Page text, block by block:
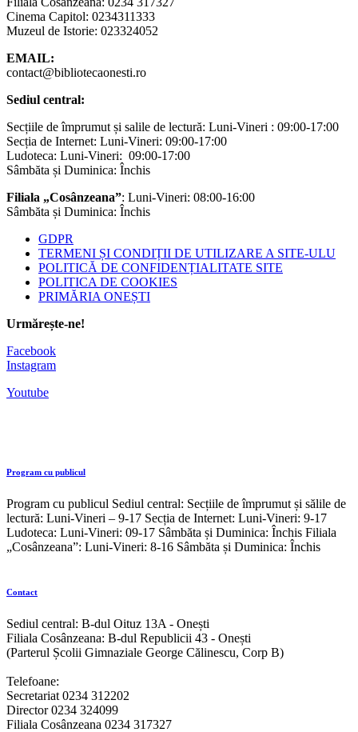
Cinema Capitol: 0234311333
Muzeul de Istorie: 023324052
EMAIL:
contact@bibliotecaonesti.ro
Sediul central:
Secțiile de împrumut și salile de lectură: Luni-Vineri : 09:00-17:00
Secția de Internet: Luni-Vineri: 09:00-17:00
Ludoteca: Luni-Vineri: 09:00-17:00
Sâmbăta și Duminica: Închis
Filiala „Cosânzeana”: Luni-Vineri: 08:00-16:00
Sâmbăta și Duminica: Închis
GDPR
TERMENI ȘI CONDIȚII DE UTILIZARE A SITE-ULU
POLITICĂ DE CONFIDENȚIALITATE SITE
POLITICA DE COOKIES
PRIMĂRIA ONEȘTI
Urmărește-ne!
Facebook
Instagram
Youtube
Program cu publicul
Program cu publicul Sediul central: Secțiile de împrumut și sălile de
lectură: Luni-Vineri – 9-17 Secția de Internet: Luni-Vineri: 9-17
Ludoteca: Luni-Vineri: 09-17 Sâmbăta și Duminica: Închis Filiala
„Cosânzeana”: Luni-Vineri: 8-16 Sâmbăta și Duminica: Închis
Contact
Sediul central: B-dul Oituz 13A - Onești
Filiala Cosânzeana: B-dul Republicii 43 - Onești
(Parterul Școlii Gimnaziale George Călinescu, Corp B)
Telefoane:
Secretariat 0234 312202
Director 0234 324099
Filiala Cosânzeana 0234 317327